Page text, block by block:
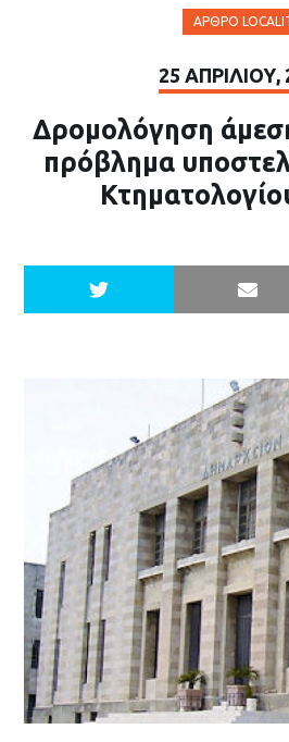
ΆΡΘΡΟ
25 ΑΠΡΙΛΊΟΥ,
Δρομολόγηση
πρόβλημα